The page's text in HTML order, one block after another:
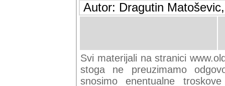
Autor: Dragutin
Svi materijali na stranici
stoga ne preuzimamo
snosimo enentualne